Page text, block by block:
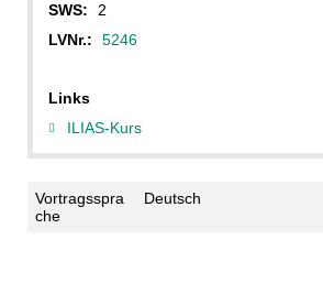
SWS:
2
LVNr.:
5246
Links
ILIAS-Kurs
Vortragsspra
che
Deutsch